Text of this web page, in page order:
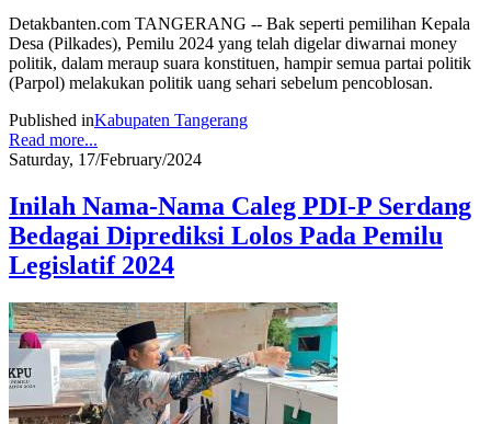
Detakbanten.com TANGERANG -- Bak seperti pemilihan Kepala
Desa (Pilkades), Pemilu 2024 yang telah digelar diwarnai money
politik, dalam meraup suara konstituen, hampir semua partai politik
(Parpol) melakukan politik uang sehari sebelum pencoblosan.
Published inKabupaten Tangerang
Read more...
Saturday, 17/February/2024
Inilah Nama-Nama Caleg PDI-P Serdang
Bedagai Diprediksi Lolos Pada Pemilu
Legislatif 2024